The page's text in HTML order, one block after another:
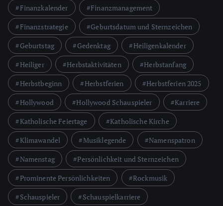
Finanzkalender
Finanzmanagement
Finanzstrategie
Geburtsdatum und Sternzeichen
Geburtstag
Gedenktag
Heiligenkalender
Heiliger
Herbstaktivitäten
Herbstanfang
Herbstbeginn
Herbstferien
Herbstferien 2025
Hollywood
Hollywood Schauspieler
Karriere
Katholische Feiertage
Katholische Kirche
Klimawandel
Musiklegende
Namenspatron
Namenstag
Persönlichkeit und Sternzeichen
Prominente Persönlichkeiten
Rockmusik
Schauspieler
Schauspielkarriere